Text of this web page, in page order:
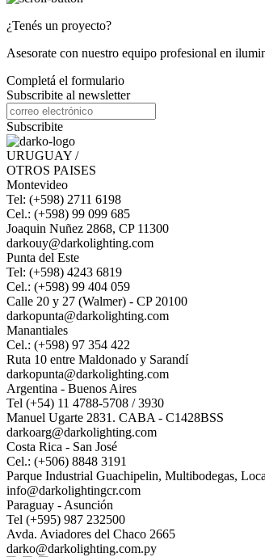
¿Tenés un proyecto?
Asesorate con nuestro equipo profesional en
Completá el formulario
Subscribite al newsletter
Subscribite
URUGUAY /
OTROS PAISES
Montevideo
Tel: (+598) 2711 6198
Cel.: (+598) 99 099 685
Joaquin Nuñez 2868, CP 11300
darkouy@darkolighting.com
Punta del Este
Tel: (+598) 4243 6819
Cel.: (+598) 99 404 059
Calle 20 y 27 (Walmer) - CP 20100
darkopunta@darkolighting.com
Manantiales
Cel.: (+598) 97 354 422
Ruta 10 entre Maldonado y Sarandí
darkopunta@darkolighting.com
Argentina - Buenos Aires
Tel (+54) 11 4788-5708 / 3930
Manuel Ugarte 2831. CABA - C1428BSS
darkoarg@darkolighting.com
Costa Rica - San José
Cel.: (+506) 8848 3191
Parque Industrial Guachipelin, Multibodegas,
info@darkolightingcr.com
Paraguay - Asunción
Tel (+595) 987 232500
Avda. Aviadores del Chaco 2665
darko@darkolighting.com.py